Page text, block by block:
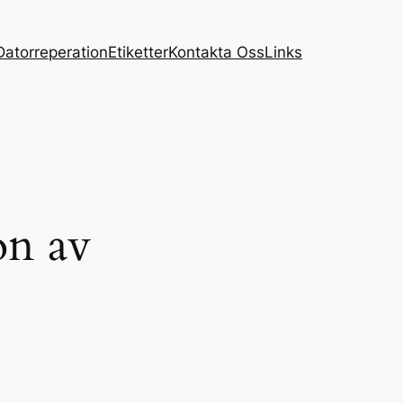
EtiketterKontakta OssLinks
av